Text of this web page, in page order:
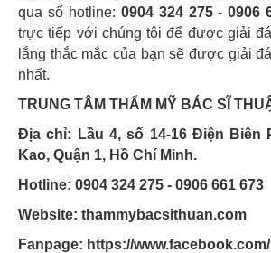
qua số hotline: 0904 324 275 - 0906
trực tiếp với chúng tôi để được giải
lắng thắc mắc của bạn sẽ được giải
nhất.
TRUNG TÂM THẨM MỸ BÁC SĨ
Địa chỉ: Lầu 4, số 14-16 Điện Biên
Kao, Quận 1, Hồ Chí Minh.
Hotline: 0904 324 275 - 0906 661 673
Website: thammybacsithuan.com
Fanpage: https://